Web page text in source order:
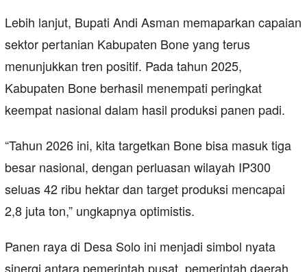
Lebih lanjut, Bupati Andi Asman memaparkan capaian
sektor pertanian Kabupaten Bone yang terus
menunjukkan tren positif. Pada tahun 2025,
Kabupaten Bone berhasil menempati peringkat
keempat nasional dalam hasil produksi panen padi.
“Tahun 2026 ini, kita targetkan Bone bisa masuk tiga
besar nasional, dengan perluasan wilayah IP300
seluas 42 ribu hektar dan target produksi mencapai
2,8 juta ton,” ungkapnya optimistis.
Panen raya di Desa Solo ini menjadi simbol nyata
sinergi antara pemerintah pusat, pemerintah daerah,